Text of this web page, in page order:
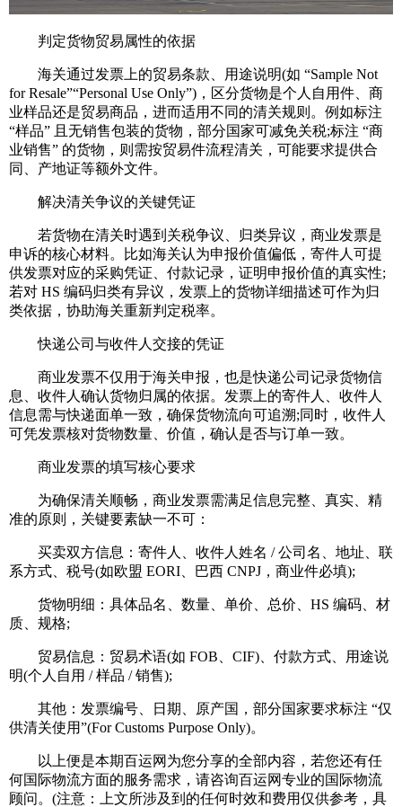
判定货物贸易属性的依据
海关通过发票上的贸易条款、用途说明(如 “Sample Not
for Resale”“Personal Use Only”)，区分货物是个人自用件、商
业样品还是贸易商品，进而适用不同的清关规则。例如标注
“样品” 且无销售包装的货物，部分国家可减免关税;标注 “商
业销售” 的货物，则需按贸易件流程清关，可能要求提供合
同、产地证等额外文件。
解决清关争议的关键凭证
若货物在清关时遇到关税争议、归类异议，商业发票是
申诉的核心材料。比如海关认为申报价值偏低，寄件人可提
供发票对应的采购凭证、付款记录，证明申报价值的真实性;
若对 HS 编码归类有异议，发票上的货物详细描述可作为归
类依据，协助海关重新判定税率。
快递公司与收件人交接的凭证
商业发票不仅用于海关申报，也是快递公司记录货物信
息、收件人确认货物归属的依据。发票上的寄件人、收件人
信息需与快递面单一致，确保货物流向可追溯;同时，收件人
可凭发票核对货物数量、价值，确认是否与订单一致。
商业发票的填写核心要求
为确保清关顺畅，商业发票需满足信息完整、真实、精
准的原则，关键要素缺一不可：
买卖双方信息：寄件人、收件人姓名 / 公司名、地址、联
系方式、税号(如欧盟 EORI、巴西 CNPJ，商业件必填);
货物明细：具体品名、数量、单价、总价、HS 编码、材
质、规格;
贸易信息：贸易术语(如 FOB、CIF)、付款方式、用途说
明(个人自用 / 样品 / 销售);
其他：发票编号、日期、原产国，部分国家要求标注 “仅
供清关使用”(For Customs Purpose Only)。
以上便是本期百运网为您分享的全部内容，若您还有任
何国际物流方面的服务需求，请咨询百运网专业的国际物流
顾问。(注意：上文所涉及到的任何时效和费用仅供参考，具